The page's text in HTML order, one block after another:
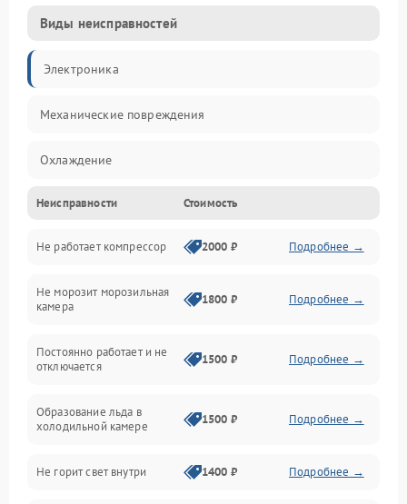
Виды неисправностей
Электроника
Механические повреждения
Охлаждение
Механика
Электропитание
Дренаж
Неисправности Стоимость
Не работает компрессор 2000 ₽ Подробнее →
Не морозит морозильная
камера
1800 ₽ Подробнее →
Постоянно работает и не
отключается
1500 ₽ Подробнее →
Образование льда в
холодильной камере
1500 ₽ Подробнее →
Не горит свет внутри 1400 ₽ Подробнее →